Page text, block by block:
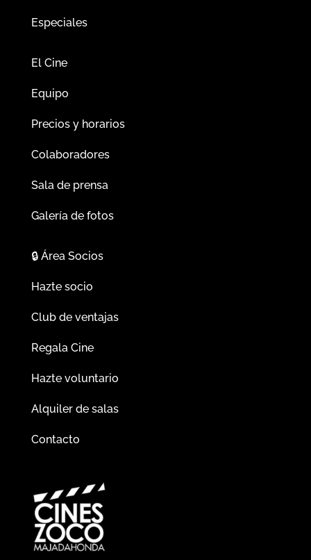
Especiales
El Cine
Equipo
Precios y horarios
Colaboradores
Sala de prensa
Galería de fotos
🔒Área Socios
Hazte socio
Club de ventajas
Regala Cine
Hazte voluntario
Alquiler de salas
Contacto